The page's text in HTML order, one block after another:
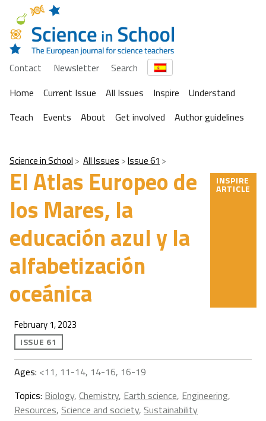
Contact Newsletter
Search
Home
Current Issue All Issues Inspire
Understand
Teach
Events About Get involved Author guidelines
Science in School All Issues Issue 61
El Atlas Europeo de
los Mares, la
educación azul y la
alfabetización
oceánica
INSPIRE
ARTICLE
February 1, 2023
ISSUE 61
Ages: <11, 11-14, 14-16, 16-19
Topics: Biology, Chemistry, Earth science, Engineering,
Resources, Science and society, Sustainability